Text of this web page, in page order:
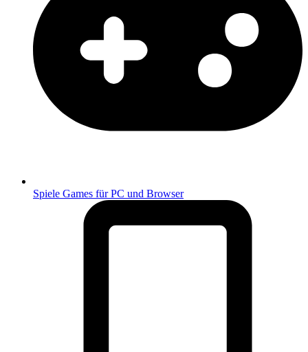
Spiele Games für PC und Browser